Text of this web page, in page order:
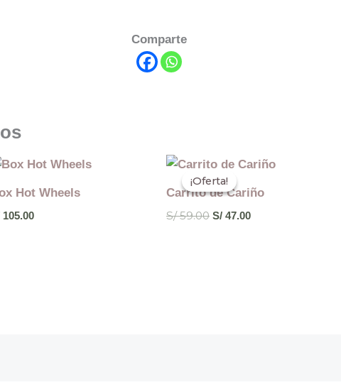
Comparte
Hot Wheels
105.00
¡Oferta!
¡Oferta!
Carrito de Cariño
S/59.00
El
original
S/ 59.00.
S/ 47.00
El
actual
S/ 47.00.